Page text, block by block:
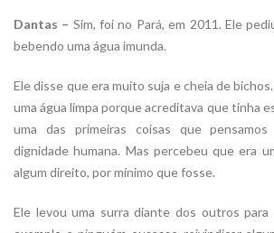
Dantas – Sim, foi no Pará, em 2011. Ele
bebendo uma água imunda.
Ele disse que era muito suja e cheia de
uma água limpa porque acreditava que tinha
uma das primeiras coisas que
dignidade humana. Mas percebeu que era
algum direito, por mínimo que fosse.
Ele levou uma surra diante dos outros